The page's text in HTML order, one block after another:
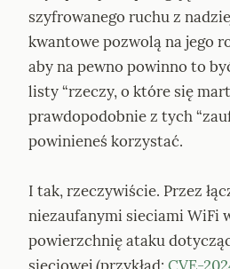
szyfrowanego ruchu z
kwantowe pozwolą na jego
aby na pewno powinno to
listy “rzeczy, o które się
prawdopodobnie z tych
powinieneś korzystać.
I tak, rzeczywiście. Przez
niezaufanymi sieciami WiFi
powierzchnię ataku